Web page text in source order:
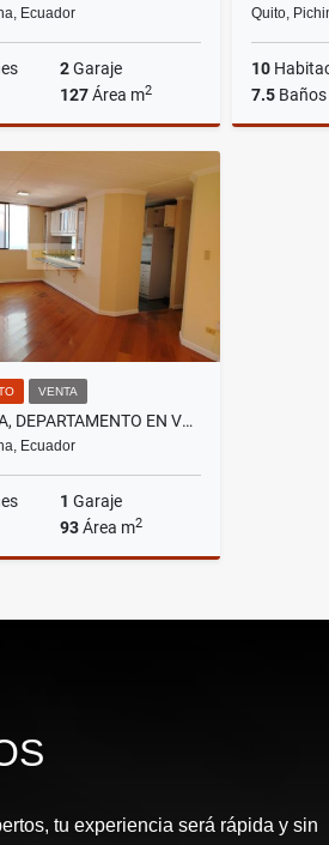
Ecuador
2Garaje
127Área m2
US$77,900
Quito,
10
7.5 Baños
VENTA
SANTA LUCIA, DEPARTAMENTO EN VENTA, 93M2
Ecuador
1 Garaje
93Área m2
US$51,000
tu experiencia será rápida y sin